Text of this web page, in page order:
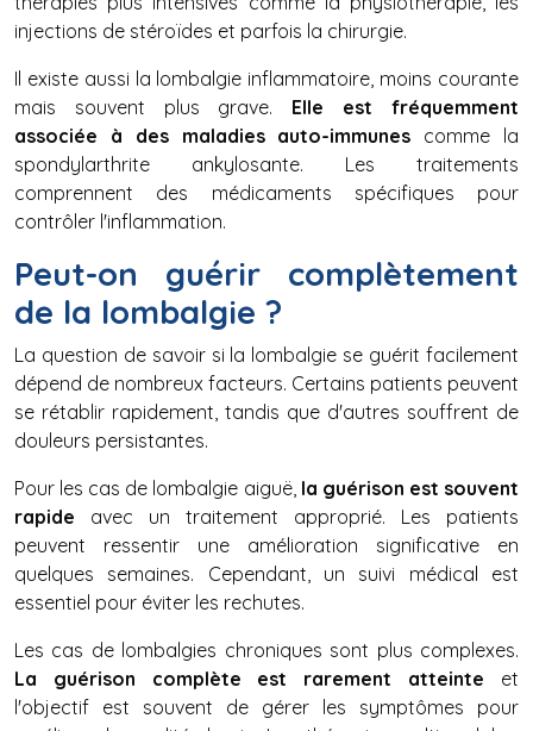
injections de stéroïdes et parfois la chirurgie.
Il existe aussi la lombalgie inflammatoire, moins courante
mais souvent plus grave. Elle est fréquemment
associée à des maladies auto-immunes comme la
spondylarthrite ankylosante. Les traitements
comprennent des médicaments spécifiques pour
contrôler l'inflammation.
Peut-on guérir complètement
de la lombalgie ?
La question de savoir si la lombalgie se guérit facilement
dépend de nombreux facteurs. Certains patients peuvent
se rétablir rapidement, tandis que d'autres souffrent de
douleurs persistantes.
Pour les cas de lombalgie aiguë, la guérison est souvent
rapide avec un traitement approprié. Les patients
peuvent ressentir une amélioration significative en
quelques semaines. Cependant, un suivi médical est
essentiel pour éviter les rechutes.
Les cas de lombalgies chroniques sont plus complexes.
La guérison complète est rarement atteinte et
l'objectif est souvent de gérer les symptômes pour